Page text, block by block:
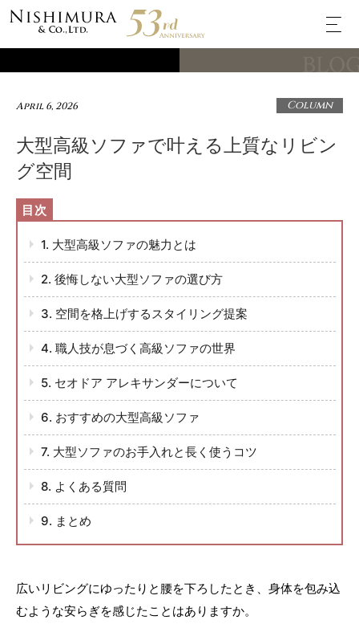
April 6, 2026 Column
大型高級ソファで叶える上質なリビン
グ空間
1. 大型高級ソファの魅力とは
2. 後悔しない大型ソファの選び方
3. 空間を格上げするスタイリング提案
4. 職人技が息づく高級ソファの世界
5. セオドア アレキサンダーについて
6. おすすめの大型高級ソファ
7. 大型ソファのお手入れと長く使うコツ
8. よくある質問
9. まとめ
広いリビングにゆったりと腰を下ろしたとき、身体を包み込
むような安らぎを感じたことはありますか。